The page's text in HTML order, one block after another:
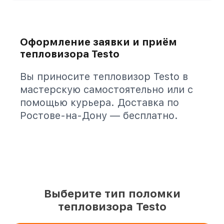
Оформление заявки и приём
тепловизора Testo
Вы приносите тепловизор Testo в
мастерскую самостоятельно или с
помощью курьера. Доставка по
Ростове-на-Дону — бесплатно.
Выберите тип поломки
тепловизора Testo